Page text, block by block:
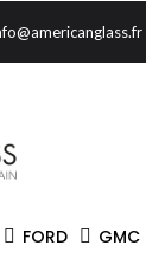
FORD GMC